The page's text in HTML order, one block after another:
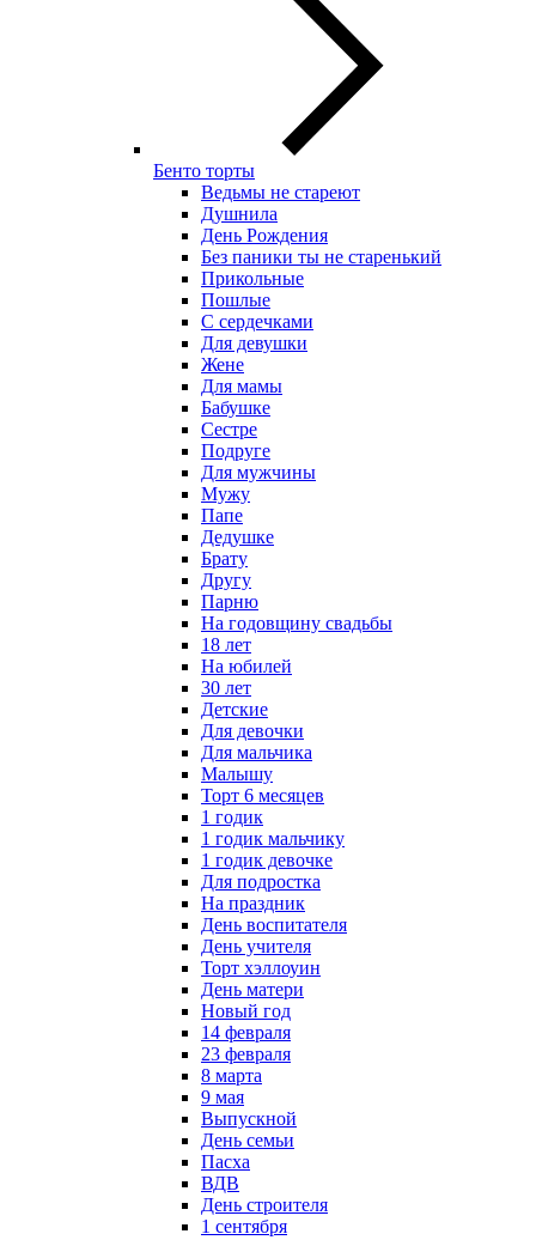
Бенто торты
Ведьмы не стареют
Душнила
День Рождения
Без паники ты не старенький
Прикольные
Пошлые
С сердечками
Для девушки
Жене
Для мамы
Бабушке
Сестре
Подруге
Для мужчины
Мужу
Папе
Дедушке
Брату
Другу
Парню
На годовщину свадьбы
18 лет
На юбилей
30 лет
Детские
Для девочки
Для мальчика
Малышу
Торт 6 месяцев
1 годик
1 годик мальчику
1 годик девочке
Для подростка
На праздник
День воспитателя
День учителя
Торт хэллоуин
День матери
Новый год
14 февраля
23 февраля
8 марта
9 мая
Выпускной
День семьи
Пасха
ВДВ
День строителя
1 сентября